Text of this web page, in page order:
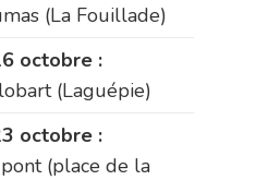
(La Fouillade)
octobre :
(Laguépie)
octobre :
(place de la